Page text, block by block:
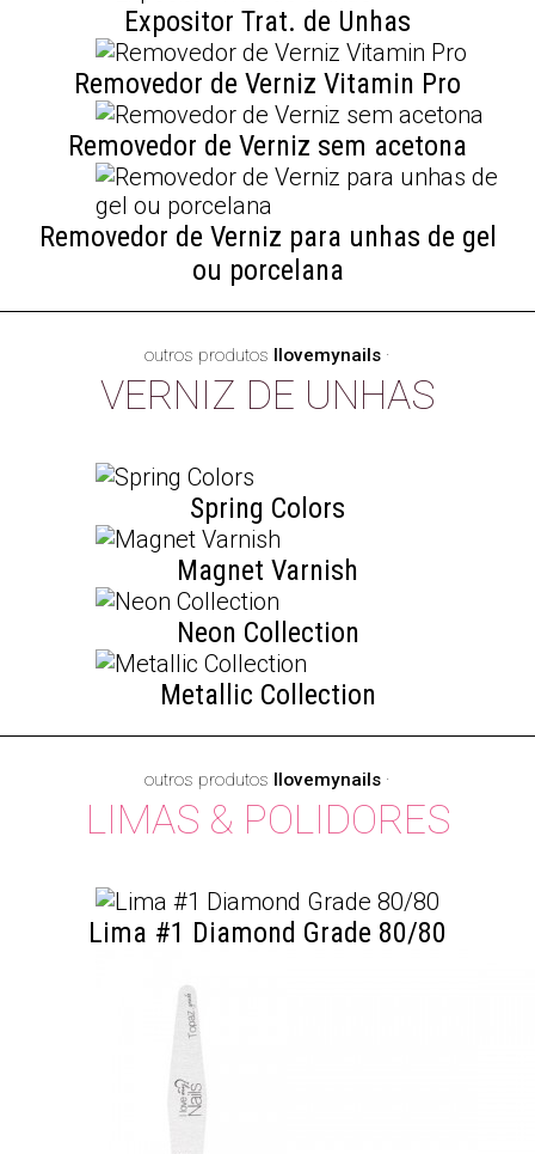
Expositor Trat. de Unhas
Removedor de Verniz Vitamin Pro
Removedor de Verniz sem acetona
Removedor de Verniz para unhas de gel
ou porcelana
outros produtos Ilovemynails ·
VERNIZ DE UNHAS
Spring Colors
Magnet Varnish
Neon Collection
Metallic Collection
outros produtos Ilovemynails ·
LIMAS & POLIDORES
Lima #1 Diamond Grade 80/80